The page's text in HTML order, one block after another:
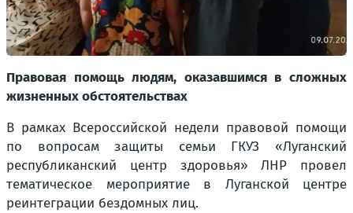
Правовая помощь людям, оказавшимся в сложных
жизненных обстоятельствах
В рамках Всероссийской недели правовой помощи
по вопросам защиты семьи ГКУЗ «Луганский
республиканский центр здоровья» ЛНР провел
тематическое мероприятие в Луганской центре
реинтеграции бездомных лиц.